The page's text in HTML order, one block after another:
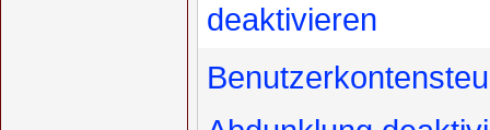
deaktivieren